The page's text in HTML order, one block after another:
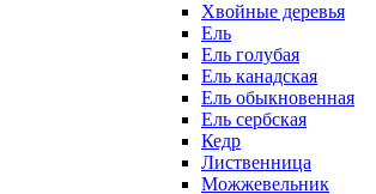
Хвойные деревья
Ель
Ель голубая
Ель канадская
Ель обыкновенная
Ель сербская
Кедр
Лиственница
Можжевельник